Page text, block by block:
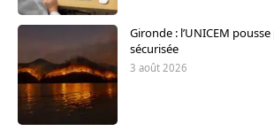
Gironde : l’UNICEM
sécurisée
3 août 2026